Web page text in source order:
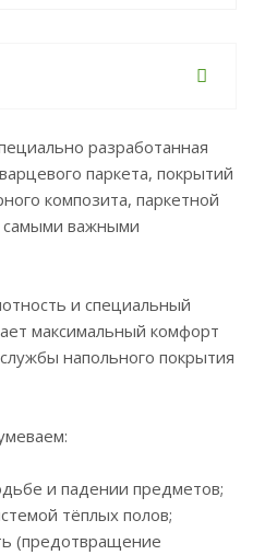
разработанная
паркета, покрытий
композита, паркетной
самыми важными
и специальный
максимальный комфорт
напольного покрытия
и падении предметов;
тёплых полов;
(предотвращение